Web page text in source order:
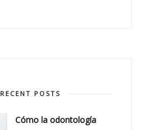
RECENT POSTS
Cómo la odontología